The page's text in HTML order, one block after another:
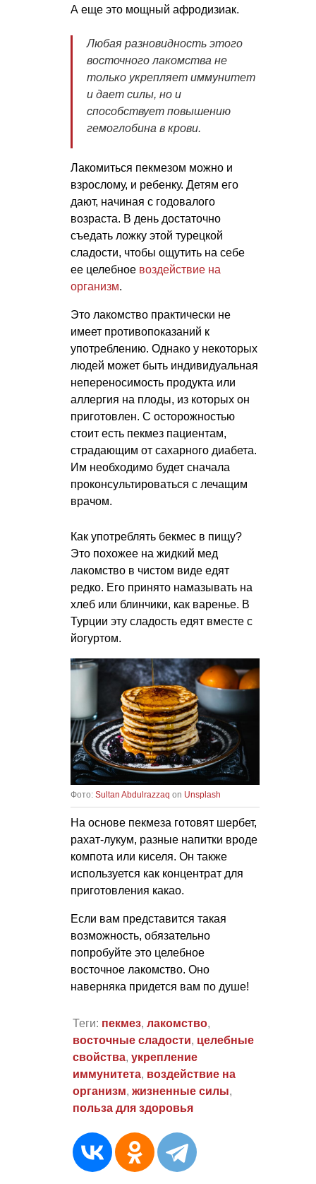
А еще это мощный афродизиак.
Любая разновидность этого
восточного лакомства не
только укрепляет иммунитет
и дает силы, но и
способствует повышению
гемоглобина в крови.
Лакомиться пекмезом можно и
взрослому, и ребенку. Детям его
дают, начиная с годовалого
возраста. В день достаточно
съедать ложку этой турецкой
сладости, чтобы ощутить на себе
ее целебное воздействие на
организм.
Это лакомство практически не
имеет противопоказаний к
употреблению. Однако у некоторых
людей может быть индивидуальная
непереносимость продукта или
аллергия на плоды, из которых он
приготовлен. С осторожностью
стоит есть пекмез пациентам,
страдающим от сахарного диабета.
Им необходимо будет сначала
проконсультироваться с лечащим
врачом.
Как употреблять бекмес в пищу?
Это похожее на жидкий мед
лакомство в чистом виде едят
редко. Его принято намазывать на
хлеб или блинчики, как варенье. В
Турции эту сладость едят вместе с
йогуртом.
Фото: Sultan Abdulrazzaq on Unsplash
На основе пекмеза готовят шербет,
рахат-лукум, разные напитки вроде
компота или киселя. Он также
используется как концентрат для
приготовления какао.
Если вам представится такая
возможность, обязательно
попробуйте это целебное
восточное лакомство. Оно
наверняка придется вам по душе!
Теги: пекмез, лакомство,
восточные сладости, целебные
свойства, укрепление
иммунитета, воздействие на
организм, жизненные силы,
польза для здоровья